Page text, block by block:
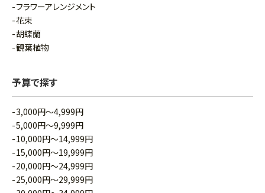
フラワーアレンジメント
花束
胡蝶蘭
観葉植物
予算で探す
3,000円～4,999円
5,000円～9,999円
10,000円～14,999円
15,000円～19,999円
20,000円～24,999円
25,000円～29,999円